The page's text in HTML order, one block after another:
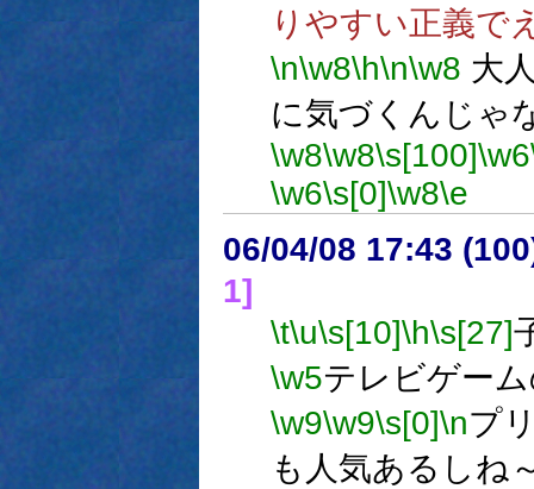
りやすい正義で
\n\w8\h\n\w8 大
に気づくんじゃ
\w8\w8\s[100]\w6
\w6\s[0]\w8\e
06/04/08 17:43
1]
\t\u\s[10]\h\s[27]
\w5テレビゲー
\w9\w9\s[0]\nプ
も人気あるしね